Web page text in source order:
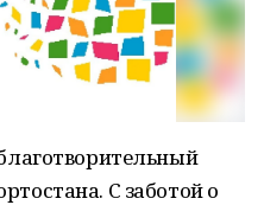
С заботой о